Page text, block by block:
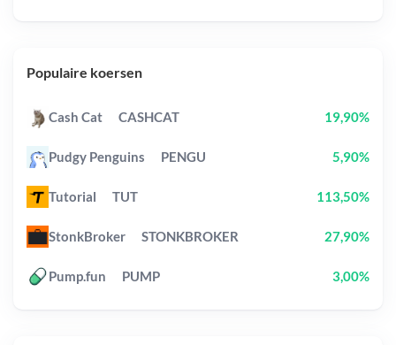
Populaire koersen
Cash Cat CASHCAT 19,90%
Pudgy Penguins PENGU 5,90%
Tutorial TUT 113,50%
StonkBroker STONKBROKER 27,90%
Pump.fun PUMP 3,00%